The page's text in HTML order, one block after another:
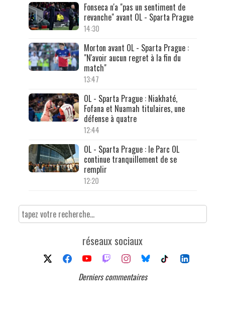
Fonseca n'a "pas un sentiment de
revanche" avant OL - Sparta Prague
14:30
Morton avant OL - Sparta Prague :
"N'avoir aucun regret à la fin du
match"
13:47
OL - Sparta Prague : Niakhaté,
Fofana et Nuamah titulaires, une
défense à quatre
12:44
OL - Sparta Prague : le Parc OL
continue tranquillement de se
remplir
12:20
réseaux sociaux
Derniers commentaires